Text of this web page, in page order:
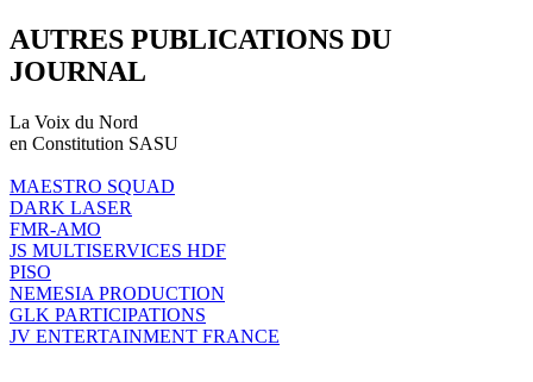
AUTRES PUBLICATIONS DU
JOURNAL
La Voix du Nord
en Constitution SASU
MAESTRO SQUAD
DARK LASER
FMR-AMO
JS MULTISERVICES HDF
PISO
NEMESIA PRODUCTION
GLK PARTICIPATIONS
JV ENTERTAINMENT FRANCE